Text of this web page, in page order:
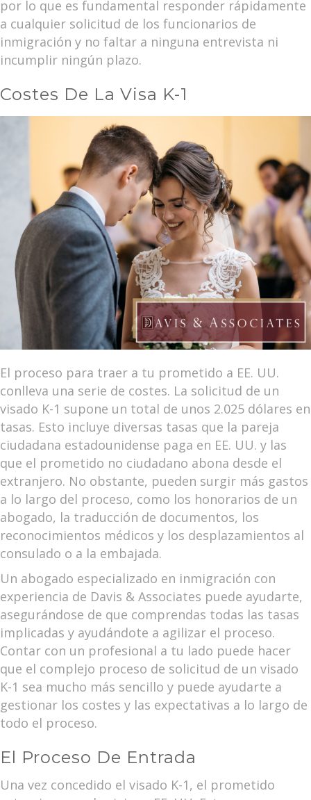
por lo que es fundamental responder rápidamente
a cualquier solicitud de los funcionarios de
inmigración y no faltar a ninguna entrevista ni
incumplir ningún plazo.
Costes De La Visa K-1
El proceso para traer a tu prometido a EE. UU.
conlleva una serie de costes. La solicitud de un
visado K-1 supone un total de unos 2.025 dólares en
tasas. Esto incluye diversas tasas que la pareja
ciudadana estadounidense paga en EE. UU. y las
que el prometido no ciudadano abona desde el
extranjero. No obstante, pueden surgir más gastos
a lo largo del proceso, como los honorarios de un
abogado, la traducción de documentos, los
reconocimientos médicos y los desplazamientos al
consulado o a la embajada.
Un abogado especializado en inmigración con
experiencia de Davis & Associates puede ayudarte,
asegurándose de que comprendas todas las tasas
implicadas y ayudándote a agilizar el proceso.
Contar con un profesional a tu lado puede hacer
que el complejo proceso de solicitud de un visado
K-1 sea mucho más sencillo y puede ayudarte a
gestionar los costes y las expectativas a lo largo de
todo el proceso.
El Proceso De Entrada
Una vez concedido el visado K-1, el prometido